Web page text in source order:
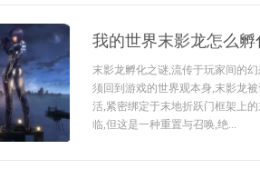
我的世界末影龙怎么
末影龙孵化之谜,流传于玩家间的
须回到游戏的世界观本身,末影龙
活,紧密绑定于末地折跃门框架上
临,但这是一种重置与召唤,绝...